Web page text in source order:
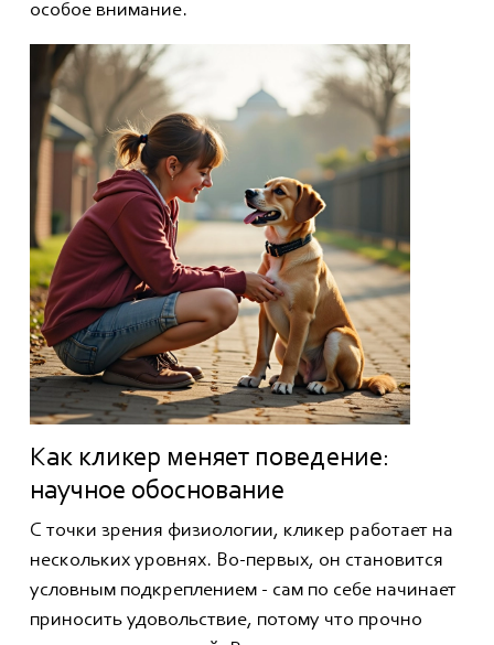
особое внимание.
Как кликер меняет поведение:
научное обоснование
С точки зрения физиологии, кликер работает на
нескольких уровнях. Во-первых, он становится
условным подкреплением - сам по себе начинает
приносить удовольствие, потому что прочно